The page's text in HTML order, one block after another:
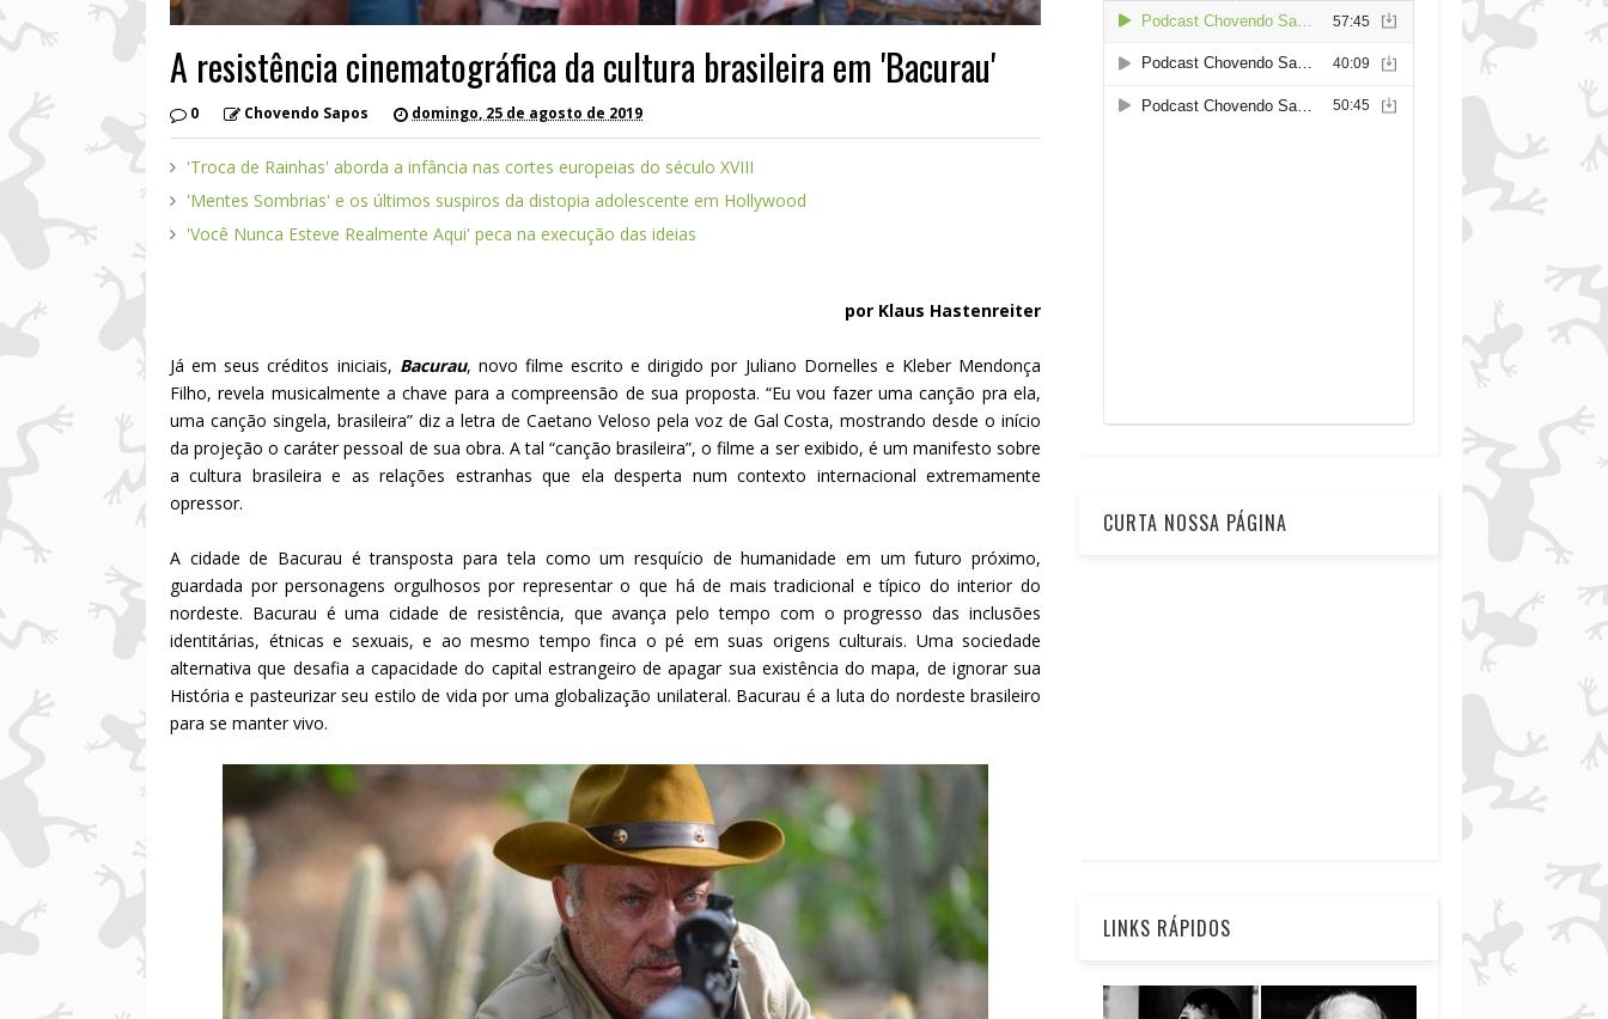
A resistência cinematográfica da cultura brasileira em 'Bacurau'
0 Chovendo Sapos domingo, 25 de agosto de 2019
'Troca de Rainhas' aborda a infância nas cortes europeias do século XVIII
'Mentes Sombrias' e os últimos suspiros da distopia adolescente em Hollywood
'Você Nunca Esteve Realmente Aqui' peca na execução das ideias
por Klaus Hastenreiter
Já em seus créditos iniciais, Bacurau, novo filme escrito e dirigido por Juliano Dornelles e Kleber Mendonça
Filho, revela musicalmente a chave para a compreensão de sua proposta. “Eu vou fazer uma canção pra ela,
uma canção singela, brasileira” diz a letra de Caetano Veloso pela voz de Gal Costa, mostrando desde o início
da projeção o caráter pessoal de sua obra. A tal “canção brasileira”, o filme a ser exibido, é um manifesto sobre
a cultura brasileira e as relações estranhas que ela desperta num contexto internacional extremamente
opressor.
A cidade de Bacurau é transposta para tela como um resquício de humanidade em um futuro próximo,
guardada por personagens orgulhosos por representar o que há de mais tradicional e típico do interior do
nordeste. Bacurau é uma cidade de resistência, que avança pelo tempo com o progresso das inclusões
identitárias, étnicas e sexuais, e ao mesmo tempo finca o pé em suas origens culturais. Uma sociedade
alternativa que desafia a capacidade do capital estrangeiro de apagar sua existência do mapa, de ignorar sua
História e pasteurizar seu estilo de vida por uma globalização unilateral. Bacurau é a luta do nordeste brasileiro
para se manter vivo.
CURTA NOSSA PÁGINA
LINKS RÁPIDOS